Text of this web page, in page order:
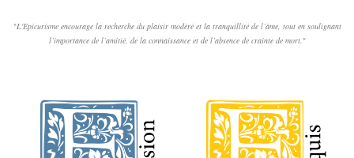
"L'Epicurisme encourage la recherche du plaisir modéré et la tranquillité de l’âme, tout en soulignant
l’importance de l’amitié, de la connaissance et de l’absence de crainte de mort."